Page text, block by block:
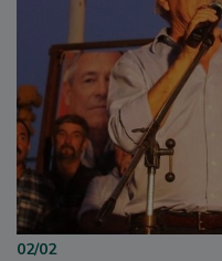
02/02